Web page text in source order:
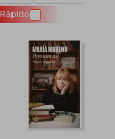
Rápido